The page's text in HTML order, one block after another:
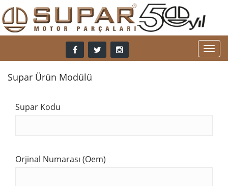
Supar Ürün Modülü
Supar Kodu
Orjinal Numarası (Oem)